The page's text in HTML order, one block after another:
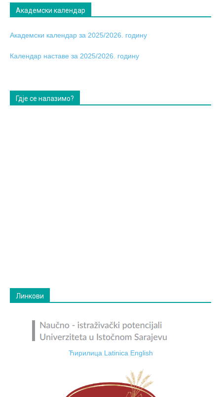
Академски календар
Академски календар за 2025/2026. годину
Календар наставе за 2025/2026. годину
Гдје се налазимо?
Линкови
Ћирилица Latinica English